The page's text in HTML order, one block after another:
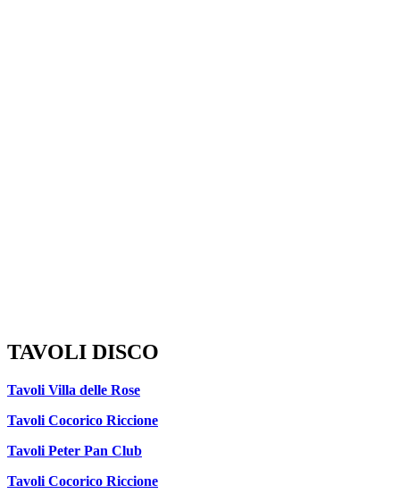
TAVOLI DISCO
Tavoli Villa delle Rose
Tavoli Cocorico Riccione
Tavoli Peter Pan Club
Tavoli Cocorico Riccione